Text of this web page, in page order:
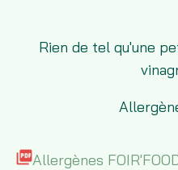
Rien de tel qu'une
Allergènes